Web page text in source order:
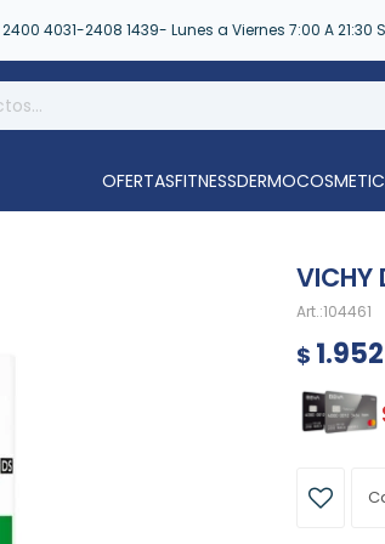
2400 4031-2408 1439- Lunes a Viernes 7:00 A
OFERTASFITNESS
VICHY
104461
$ 1.952